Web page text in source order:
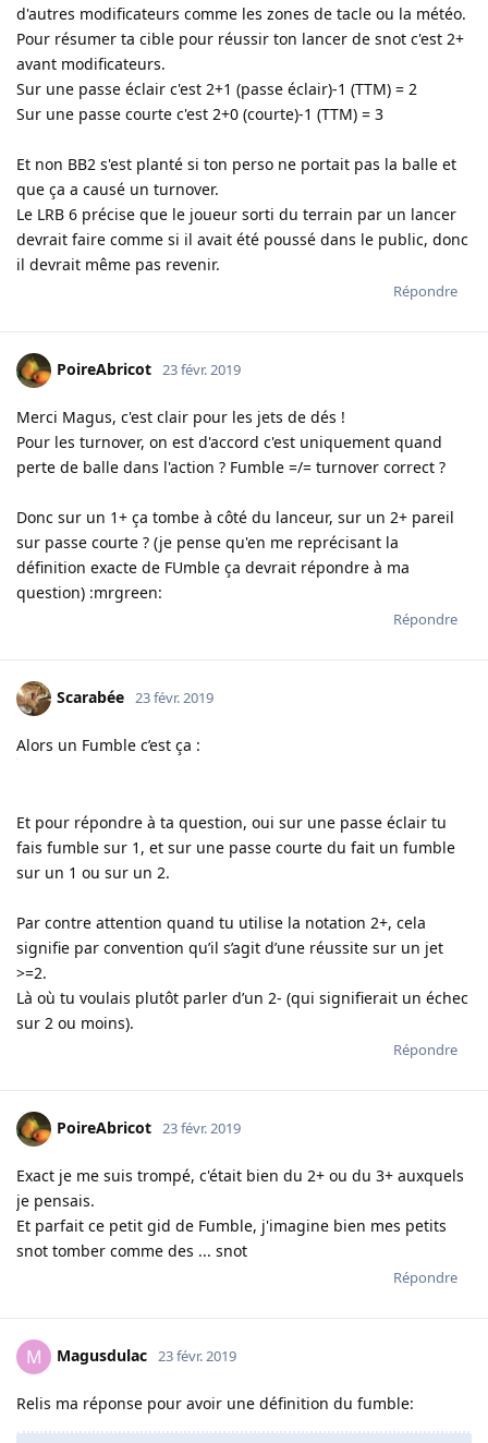
d'autres modificateurs comme les zones de tacle ou la météo.
Pour résumer ta cible pour réussir ton lancer de snot c'est 2+
avant modificateurs.
Sur une passe éclair c'est 2+1 (passe éclair)-1 (TTM) = 2
Sur une passe courte c'est 2+0 (courte)-1 (TTM) = 3
Et non BB2 s'est planté si ton perso ne portait pas la balle et
que ça a causé un turnover.
Le LRB 6 précise que le joueur sorti du terrain par un lancer
devrait faire comme si il avait été poussé dans le public, donc
il devrait même pas revenir.
Répondre
PoireAbricot 23 févr. 2019
Merci Magus, c'est clair pour les jets de dés !
Pour les turnover, on est d'accord c'est uniquement quand
perte de balle dans l'action ? Fumble =/= turnover correct ?
Donc sur un 1+ ça tombe à côté du lanceur, sur un 2+ pareil
sur passe courte ? (je pense qu'en me reprécisant la
définition exacte de FUmble ça devrait répondre à ma
question) :mrgreen:
Répondre
Scarabée 23 févr. 2019
Alors un Fumble c’est ça :
Et pour répondre à ta question, oui sur une passe éclair tu
fais fumble sur 1, et sur une passe courte du fait un fumble
sur un 1 ou sur un 2.
Par contre attention quand tu utilise la notation 2+, cela
signifie par convention qu’il s’agit d’une réussite sur un jet
>=2.
Là où tu voulais plutôt parler d’un 2- (qui signifierait un échec
sur 2 ou moins).
Répondre
PoireAbricot 23 févr. 2019
Exact je me suis trompé, c'était bien du 2+ ou du 3+ auxquels
je pensais.
Et parfait ce petit gid de Fumble, j'imagine bien mes petits
snot tomber comme des ... snot
Répondre
M Magusdulac 23 févr. 2019
Relis ma réponse pour avoir une définition du fumble: